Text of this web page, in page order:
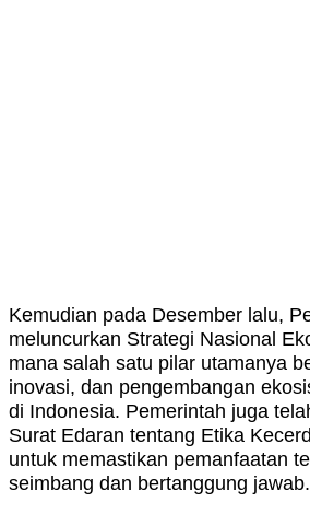
Kemudian pada Desember lalu,
meluncurkan Strategi Nasional
mana salah satu pilar utamanya
inovasi, dan pengembangan
di Indonesia. Pemerintah juga
Surat Edaran tentang Etika
untuk memastikan pemanfaatan
seimbang dan bertanggung jawab.